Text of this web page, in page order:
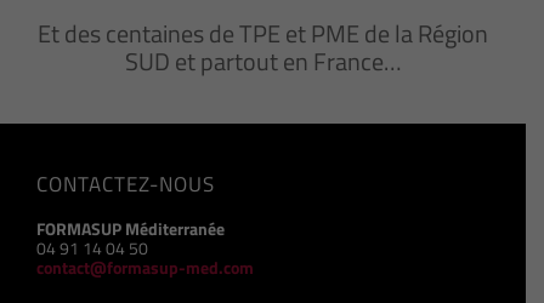
Et des centaines de TPE et PME de la Région
SUD et partout en France…
CONTACTEZ-NOUS
FORMASUP Méditerranée
04 91 14 04 50
contact@formasup-med.com